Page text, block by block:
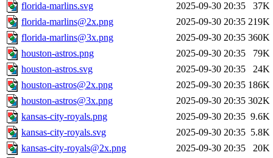
florida-marlins.svg
2025-09-30 20:35
37K
florida-marlins@2x.png
2025-09-30 20:35 219K
florida-marlins@3x.png
2025-09-30 20:35 360K
houston-astros.png
2025-09-30 20:35
79K
houston-astros.svg
2025-09-30 20:35
24K
houston-astros@2x.png
2025-09-30 20:35 186K
houston-astros@3x.png
2025-09-30 20:35 302K
kansas-city-royals.png
2025-09-30 20:35 9.6K
kansas-city-royals.svg
2025-09-30 20:35 5.8K
kansas-city-royals@2x.png
2025-09-30 20:35
20K